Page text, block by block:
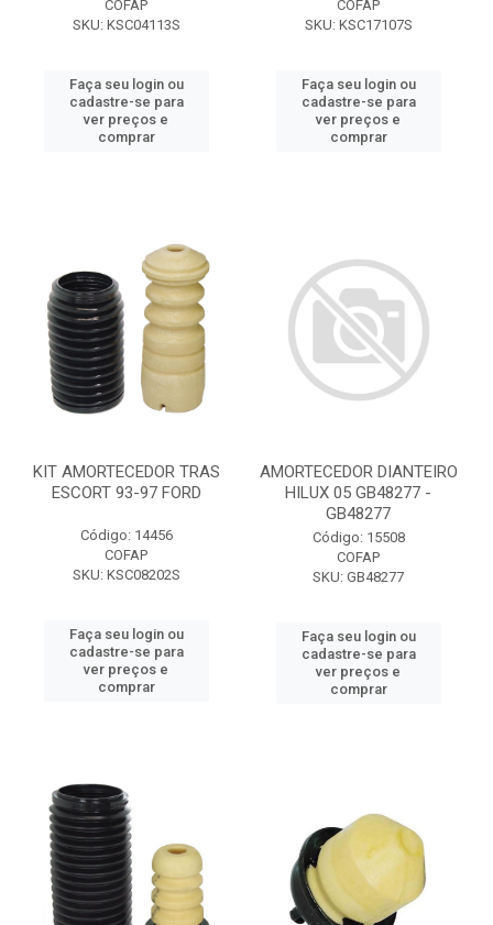
COFAP
SKU: KSC04113S
Faça seu login ou
cadastre-se para
ver preços e
comprar
COFAP
SKU: KSC17107S
Faça seu login ou
cadastre-se para
ver preços e
comprar
KIT AMORTECEDOR TRAS
ESCORT 93-97 FORD
Código: 14456
COFAP
SKU: KSC08202S
Faça seu login ou
cadastre-se para
ver preços e
comprar
AMORTECEDOR DIANTEIRO
HILUX 05 GB48277 -
GB48277
Código: 15508
COFAP
SKU: GB48277
Faça seu login ou
cadastre-se para
ver preços e
comprar